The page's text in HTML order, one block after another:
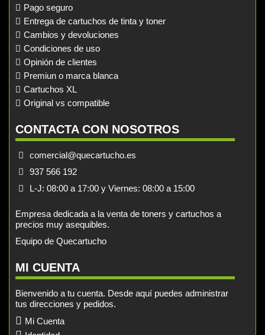
Pago seguro
Entrega de cartuchos de tinta y toner
Cambios y devoluciones
Condiciones de uso
Opinión de clientes
Premiun o marca blanca
Cartuchos XL
Original vs compatible
CONTACTA CON NOSOTROS
comercial@quecartucho.es
937 566 192
L-J: 08:00 a 17:00 y Viernes: 08:00 a 15:00
Empresa dedicada a la venta de toners y cartuchos a
precios muy asequibles.
Equipo de Quecartucho
MI CUENTA
Bienvenido a tu cuenta. Desde aquí puedes administrar
tus direcciones y pedidos.
Mi Cuenta